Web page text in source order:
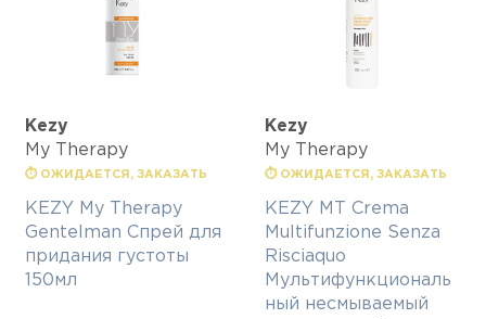
Kezy
My Therapy
⏱ ОЖИДАЕТСЯ, ЗАКАЗАТЬ
KEZY My Therapy
Gentelman Спрей для
придания густоты
150мл
Kezy
My Therapy
⏱ ОЖИДАЕТСЯ, ЗАКАЗАТЬ
KEZY MT Crema
Multifunzione Senza
Risciaquo
Мультифункциональ
ный несмываемый